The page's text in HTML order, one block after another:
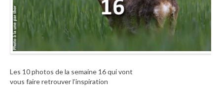
Les 10 photos de la semaine 16 qui vont
vous faire retrouver l’inspiration